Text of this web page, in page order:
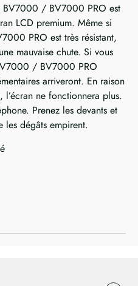
BV7000 / BV7000 PRO est
LCD premium. Même si
PRO est très résistant,
mauvaise chute. Si vous
/ BV7000 PRO
arriveront. En raison
l’écran ne fonctionnera plus.
Prenez les devants et
les dégâts empirent.